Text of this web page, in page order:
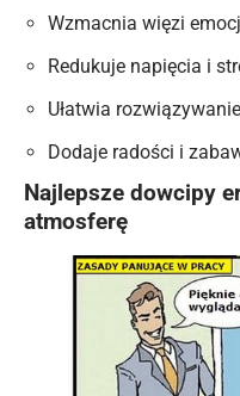
Wzmacnia więzi
Redukuje napięcia i
Ułatwia
Dodaje radości i
Najlepsze dowcipy
atmosferę